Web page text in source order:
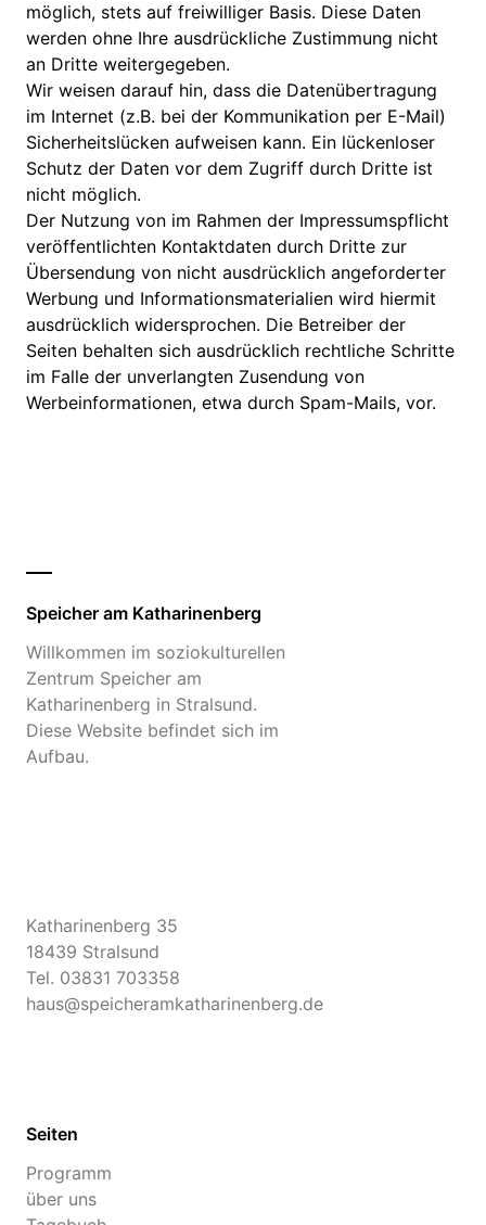
möglich, stets auf freiwilliger Basis. Diese Daten
werden ohne Ihre ausdrückliche Zustimmung nicht
an Dritte weitergegeben.
Wir weisen darauf hin, dass die Datenübertragung
im Internet (z.B. bei der Kommunikation per E-Mail)
Sicherheitslücken aufweisen kann. Ein lückenloser
Schutz der Daten vor dem Zugriff durch Dritte ist
nicht möglich.
Der Nutzung von im Rahmen der Impressumspflicht
veröffentlichten Kontaktdaten durch Dritte zur
Übersendung von nicht ausdrücklich angeforderter
Werbung und Informationsmaterialien wird hiermit
ausdrücklich widersprochen. Die Betreiber der
Seiten behalten sich ausdrücklich rechtliche Schritte
im Falle der unverlangten Zusendung von
Werbeinformationen, etwa durch Spam-Mails, vor.
Speicher am Katharinenberg
Willkommen im soziokulturellen
Zentrum Speicher am
Katharinenberg in Stralsund.
Diese Website befindet sich im
Aufbau.
Katharinenberg 35
18439 Stralsund
Tel. 03831 703358
haus@speicheramkatharinenberg.de
Seiten
Programm
über uns